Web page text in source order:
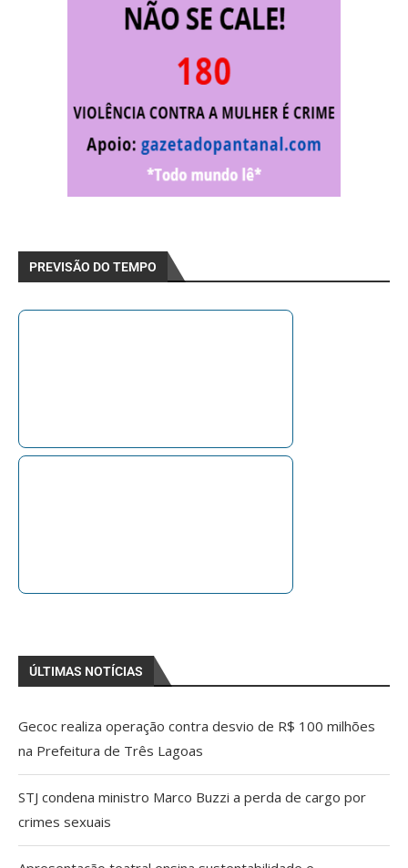
PREVISÃO DO TEMPO
ÚLTIMAS NOTÍCIAS
Gecoc realiza operação contra desvio de R$ 100 milhões
na Prefeitura de Três Lagoas
STJ condena ministro Marco Buzzi a perda de cargo por
crimes sexuais